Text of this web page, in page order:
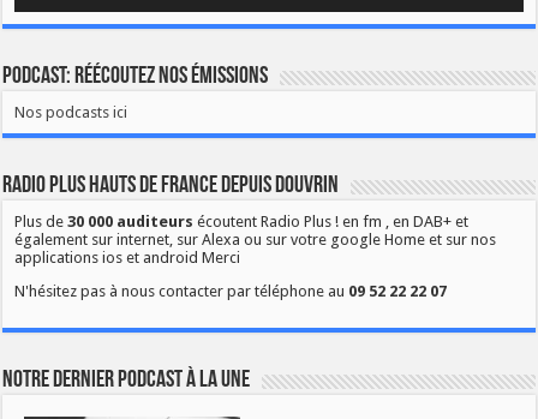
Podcast: Réécoutez nos émissions
Nos podcasts ici
Radio Plus Hauts de France depuis Douvrin
Plus de30 000 auditeurs écoutent Radio Plus ! en fm , en DAB+ et
également sur internet, sur Alexa ou sur votre google Home et sur nos
applications ios et android Merci
N'hésitez pas à nous contacter par téléphone au 09 52 22 22 07
Notre dernier podcast à la une